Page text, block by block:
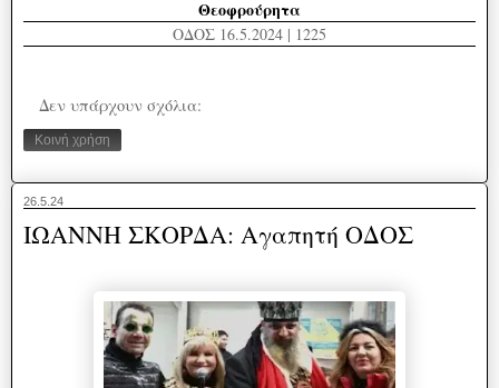
Θεοφρούρητα
ΟΔΟΣ 16.5.2024 | 1225
Δεν υπάρχουν σχόλια:
Κοινή χρήση
26.5.24
ΙΩΑΝΝΗ ΣΚΟΡΔΑ: Αγαπητή ΟΔΟΣ